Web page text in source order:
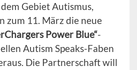
Gebiet Autismus,
zum 11. März die neue
Power Blue“-
Autism Speaks-Faben
Die Partnerschaft will